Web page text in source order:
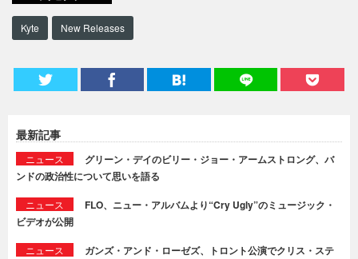
Kyte New Releases
最新記事
ニュース
グリーン・デイのビリー・ジョー・アームストロング、バ
ンドの政治性について思いを語る
ニュース
FLO、ニュー・アルバムより“Cry Ugly”のミュージック・
ビデオが公開
ニュース
ガンズ・アンド・ローゼズ、トロント公演でクリス・ステ